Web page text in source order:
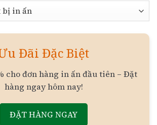
Đãi Đặc Biệt
cho đơn hàng in ấn đầu tiên – Đặt
hàng ngay hôm nay!
ĐẶT HÀNG NGAY